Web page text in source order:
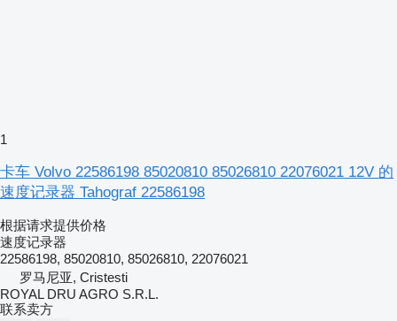
1
卡车 Volvo 22586198 85020810 85026810 22076021 12V 的
速度记录器 Tahograf 22586198
根据请求提供价格
速度记录器
22586198, 85020810, 85026810, 22076021
罗马尼亚, Cristesti
ROYAL DRU AGRO S.R.L.
联系卖方